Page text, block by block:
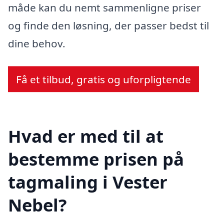
måde kan du nemt sammenligne priser
og finde den løsning, der passer bedst til
dine behov.
Få et tilbud, gratis og uforpligtende
Hvad er med til at
bestemme prisen på
tagmaling i Vester
Nebel?